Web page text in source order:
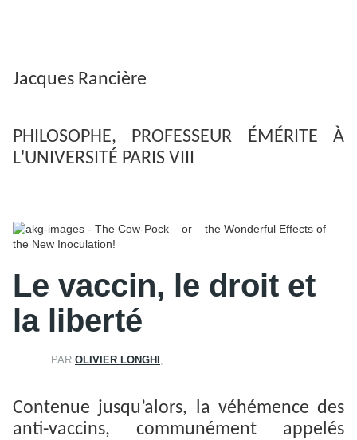
Jacques Rancière
PHILOSOPHE, PROFESSEUR ÉMÉRITE À
L'UNIVERSITÉ PARIS VIII​​​​​​​
Le vaccin, le droit et
la liberté
PAR OLIVIER LONGHI
Contenue jusqu’alors, la véhémence des
anti-vaccins, communément appelés